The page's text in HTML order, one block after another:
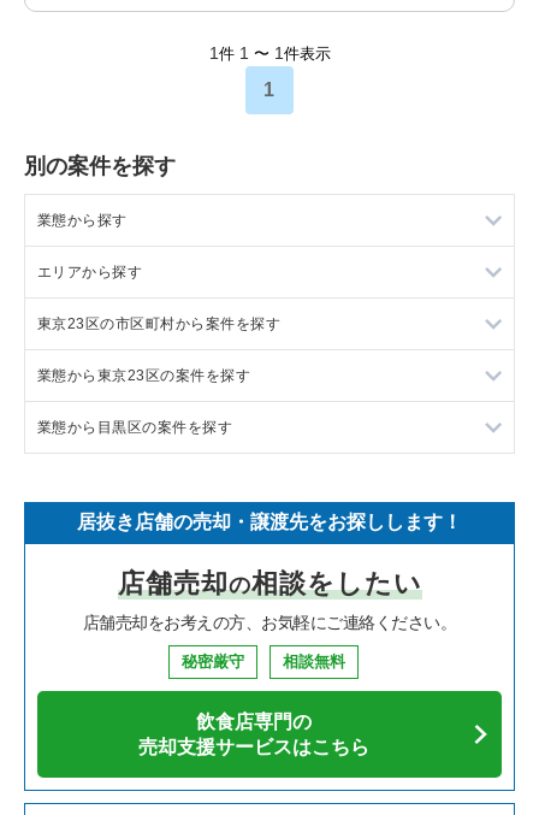
1 件 1 〜 1 件表示
1
別の案件を探す
業態から探す
ラーメンの居抜き売却物件の案件一覧
フランス料理の居抜き売却物件の案件一覧
イタリア料理の居抜き売却物件の案件一覧
中華の居抜き売却物件の案件一覧
寿司の居抜き売却物件の案件一覧
焼肉の居抜き売却物件の案件一覧
鉄板焼き・お好み焼の居抜き売却物件の案件一覧
カフェの居抜き売却物件の案件一覧
テイクアウトの居抜き売却物件の案件一覧
エリアから探す
東京23区の飲食店の居抜き売却物件の案件一覧
東京都下の飲食店の居抜き売却物件の案件一覧
千葉県の飲食店の居抜き売却物件の案件一覧
神奈川県の飲食店の居抜き売却物件の案件一覧
大阪府の飲食店の居抜き売却物件の案件一覧
兵庫県の飲食店の居抜き売却物件の案件一覧
愛知県の飲食店の居抜き売却物件の案件一覧
岐阜県の飲食店の居抜き売却物件の案件一覧
東京23区の市区町村から案件を探す
目黒区の飲食店の居抜き売却物件の案件一覧
渋谷区の飲食店の居抜き売却物件の案件一覧
新宿区の飲食店の居抜き売却物件の案件一覧
葛飾区の飲食店の居抜き売却物件の案件一覧
中央区の飲食店の居抜き売却物件の案件一覧
千代田区の飲食店の居抜き売却物件の案件一覧
港区の飲食店の居抜き売却物件の案件一覧
業態から東京23区の案件を探す
東京23区のラーメンの居抜き売却物件の案件一覧
東京23区のイタリア料理の居抜き売却物件の案件一覧
東京23区の中華の居抜き売却物件の案件一覧
東京23区のそば・うどんの居抜き売却物件の案件一覧
東京23区の焼肉の居抜き売却物件の案件一覧
東京23区の鉄板焼き・お好み焼の居抜き売却物件の案件一覧
業態から目黒区の案件を探す
目黒区のフランス料理の居抜き売却物件の案件一覧
目黒区のイタリア料理の居抜き売却物件の案件一覧
目黒区の中華の居抜き売却物件の案件一覧
目黒区の焼肉の居抜き売却物件の案件一覧
目黒区のアジア料理の居抜き売却物件の案件一覧
居抜き店舗の売却・譲渡先をお探しします！
店舗売却の相談をしたい
店舗売却をお考えの方、お気軽にご連絡ください。
秘密厳守 相談無料
飲食店専門の
売却支援サービスはこちら